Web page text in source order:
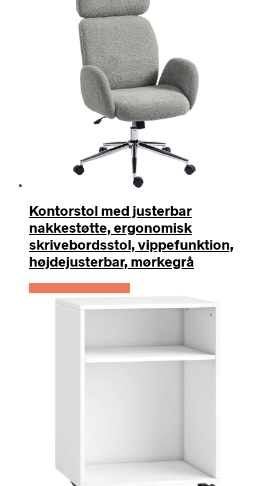
Kontorstol med justerbar
nakkestøtte, ergonomisk
skrivebordsstol, vippefunktion,
højdejusterbar, mørkegrå